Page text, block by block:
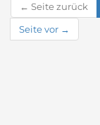
← Seite zurück
Seite vor →